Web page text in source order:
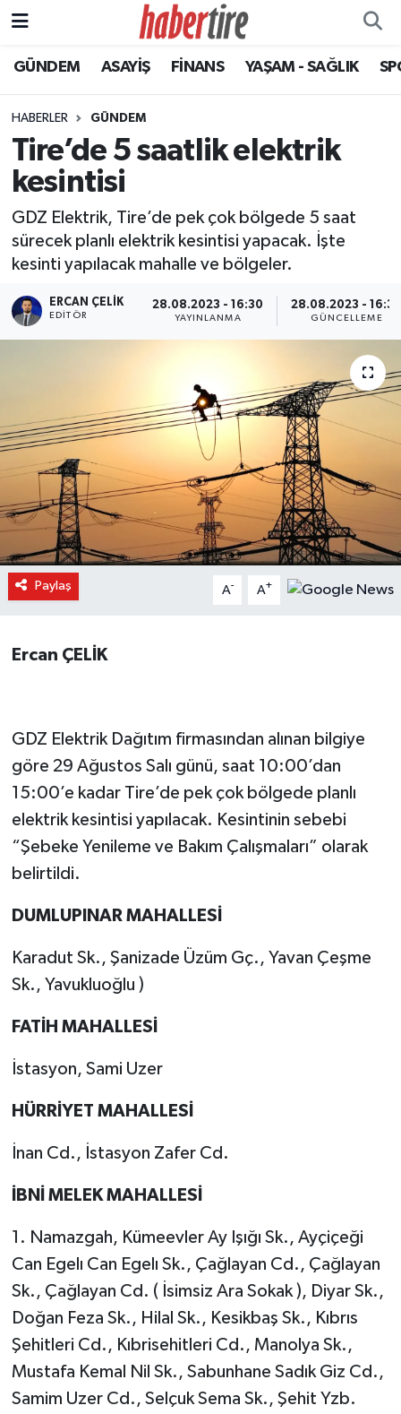
GÜNDEM ASAYİŞ FİNANS YAŞAM - SAĞLIK
HABERLER GÜNDEM
Tire’de 5 saatlik elektrik
kesintisi
GDZ Elektrik, Tire’de pek çok bölgede 5 saat
sürecek planlı elektrik kesintisi yapacak. İşte
kesinti yapılacak mahalle ve bölgeler.
ERCAN ÇELIK
EDITÖR
28.08.2023 - 16:30
YAYINLANMA
28.08.2023 -
GÜNCELLEME
Paylaş A- A+
Ercan ÇELİK
GDZ Elektrik Dağıtım firmasından alınan bilgiye
göre 29 Ağustos Salı günü, saat 10:00’dan
15:00’e kadar Tire’de pek çok bölgede planlı
elektrik kesintisi yapılacak. Kesintinin sebebi
“Şebeke Yenileme ve Bakım Çalışmaları” olarak
belirtildi.
DUMLUPINAR MAHALLESİ
Karadut Sk., Şanizade Üzüm Gç., Yavan Çeşme
Sk., Yavukluoğlu )
FATİH MAHALLESİ
İstasyon, Sami Uzer
HÜRRİYET MAHALLESİ
İnan Cd., İstasyon Zafer Cd.
İBNİ MELEK MAHALLESİ
1. Namazgah, Kümeevler Ay Işığı Sk., Ayçiçeği
Can Egelı Can Egelı Sk., Çağlayan Cd., Çağlayan
Sk., Çağlayan Cd. ( İsimsiz Ara Sokak ), Diyar Sk.,
Doğan Feza Sk., Hilal Sk., Kesikbaş Sk., Kıbrıs
Şehitleri Cd., Kıbrisehitleri Cd., Manolya Sk.,
Mustafa Kemal Nil Sk., Sabunhane Sadık Giz Cd.,
Samim Uzer Cd., Selçuk Sema Sk., Şehit Yzb.
Tire Nöbetçi Eczaneler
Tire Hava Durumu
Tire Trafik Yoğunluk Haritası
Tüm Manşetler
Son Dakika Haberleri
Haber Arşivi